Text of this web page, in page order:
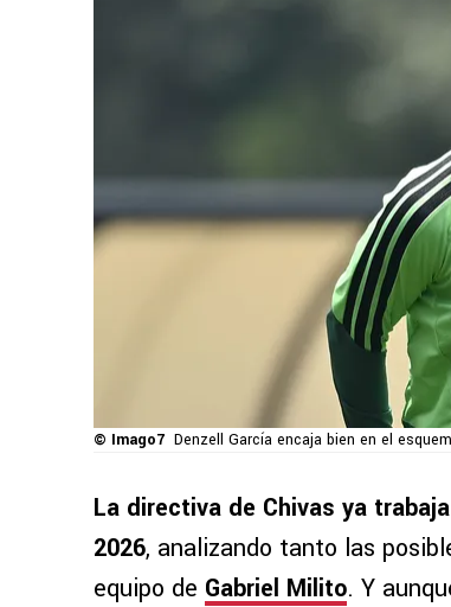
© Imago7 Denzell García encaja bien en el
La directiva de Chivas ya
2026, analizando tanto las
equipo de Gabriel Milito. Y